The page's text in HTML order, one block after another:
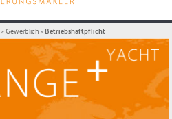
»Gewerblich»Betriebshaftpflicht